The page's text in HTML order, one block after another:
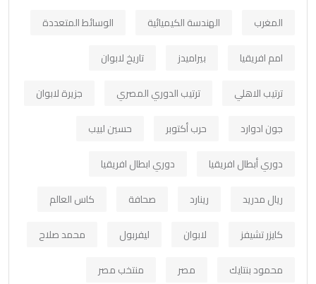
المغرب
الهندسة الكيميائية
الوسائط المتعددة
امم افريقيا
بيراميدز
تاريخ لابوان
ترتيب الاهلي
ترتيب الدوري المصري
جزيرة لابوان
جون ادوارد
حرب أكتوبر
حسين لبيب
دوري أبطال افريقيا
دوري ابطال افريقيا
ريال مدريد
رينارد صحافة
كاس العالم
كايزر تشيفز
لابوان ليفربول
محمد صلاح
محمود بنتايك
مصر
منتخب مصر